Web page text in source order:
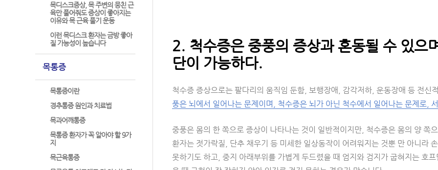
목디스크증상, 목 주변의 뭉친 근
육만 풀어줘도 증상이 좋아지는
이유와 목 근육 풀기 운동
이런 목디스크 환자는 금방 좋아
질 가능성이 높습니다
목통증
목통증이란
경추통증 원인과 치료법
목과어깨통증
목통증 환자가 꼭 알아야 할 9가
지
목근육통증
2. 척수증은 중풍의 증상과 혼동될 수 있으
단이 가능하다.
척수증 증상으로는 팔다리의 움직임 둔함, 보행장애, 감각저하, 운동장애 등 전신
풍은 뇌에서 일어나는 문제이며, 척수증은 뇌가 아닌 척수에서 일어나는 문제로,
중풍은 몸의 한 쪽으로 증상이 나타나는 것이 일반적이지만, 척수증은 몸의 양 쪽
환자는 젓가락질, 단추 채우기 등 미세한 일상동작이 어려워지는 것뿐 만 아니라
못하기도 하고, 중지 아래부위를 가볍게 두드렸을 때 엄지와 검지가 굽혀지는